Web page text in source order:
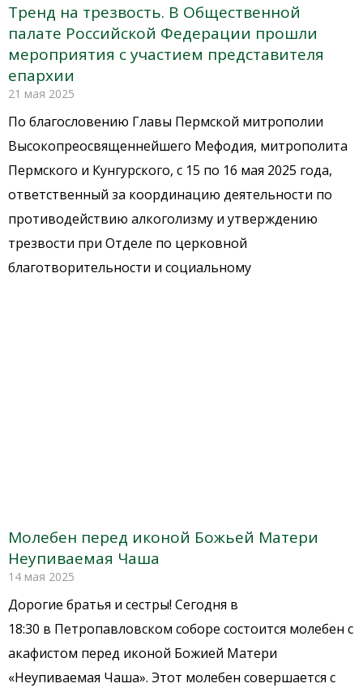
Тренд на трезвость. В Общественной
палате Российской Федерации прошли
мероприятия с участием представителя
епархии
21 мая 2025
По благословению Главы Пермской митрополии
Высокопреосвященнейшего Мефодия, митрополита
Пермского и Кунгурского, с 15 по 16 мая 2025 года,
ответственный за координацию деятельности по
противодействию алкоголизму и утверждению
трезвости при Отделе по церковной
благотворительности и социальному
Молебен перед иконой Божьей Матери
Неупиваемая Чаша
14 мая 2025
Дорогие братья и сестры! Сегодня в
18:30 в Петропавловском соборе состоится молебен с
акафистом перед иконой Божией Матери
«Неупиваемая Чаша». Этот молебен совершается с